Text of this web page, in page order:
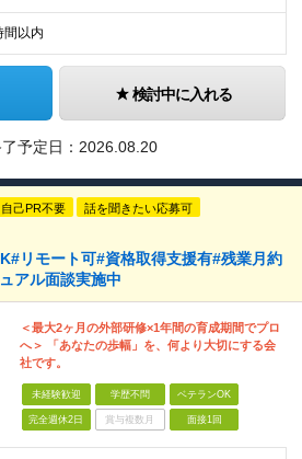
間以内
検討中に入れる
予定日： 2026.08.20
自己PR不要 話を聞きたい応募可
リモート可#資格取得支援有#残業月約
アル面談実施中
＜最大2ヶ月の外部研修×1年間の育成期間でプロ
へ＞ 「あなたの歩幅」を、何より大切にする会
社です。
未経験歓迎 学歴不問 ベテランOK
完全週休2日 賞与複数月 面接1回